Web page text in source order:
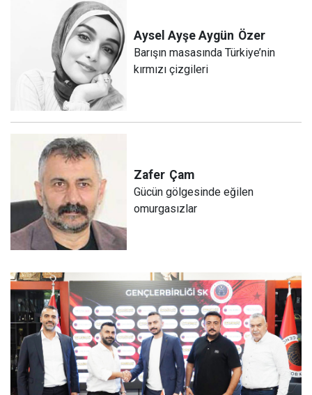
Aysel Ayşe Aygün Özer
Barışın masasında Türkiye’nin
kırmızı çizgileri
Zafer Çam
Gücün gölgesinde eğilen
omurgasızlar